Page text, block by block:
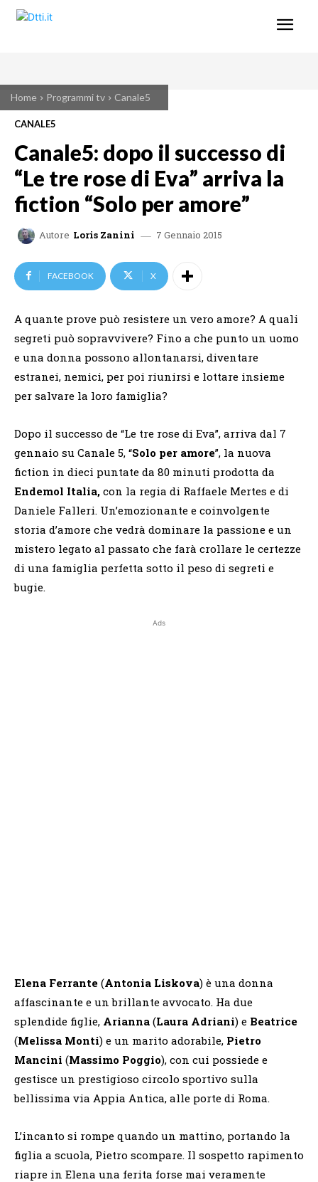
Home Programmi tv Canale5
CANALE5
Canale5: dopo il successo di
“Le tre rose di Eva” arriva la
fiction “Solo per amore”
Autore Loris Zanini 7 Gennaio 2015
FACEBOOK X
A quante prove può resistere un vero amore? A quali
segreti può sopravvivere? Fino a che punto un uomo
e una donna possono allontanarsi, diventare
estranei, nemici, per poi riunirsi e lottare insieme
per salvare la loro famiglia?
Dopo il successo de “Le tre rose di Eva”, arriva dal 7
gennaio su Canale 5, “Solo per amore”, la nuova
fiction in dieci puntate da 80 minuti prodotta da
Endemol Italia, con la regia di Raffaele Mertes e di
Daniele Falleri. Un’emozionante e coinvolgente
storia d’amore che vedrà dominare la passione e un
mistero legato al passato che farà crollare le certezze
di una famiglia perfetta sotto il peso di segreti e
bugie.
Ads
Elena Ferrante (Antonia Liskova) è una donna
affascinante e un brillante avvocato. Ha due
splendide figlie, Arianna (Laura Adriani) e Beatrice
(Melissa Monti) e un marito adorabile, Pietro
Mancini (Massimo Poggio), con cui possiede e
gestisce un prestigioso circolo sportivo sulla
bellissima via Appia Antica, alle porte di Roma.
L’incanto si rompe quando un mattino, portando la
figlia a scuola, Pietro scompare. Il sospetto rapimento
riapre in Elena una ferita forse mai veramente